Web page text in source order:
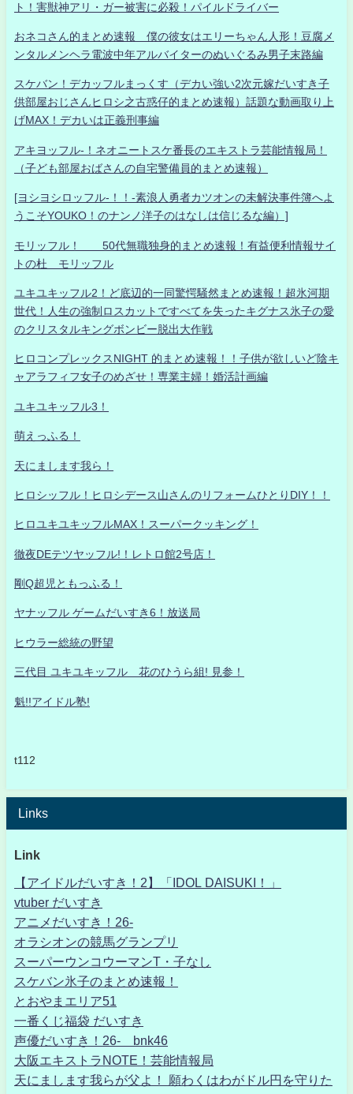
ト！害獣神アリ・ガー被害に必殺！パイルドライバー
おネコさん的まとめ速報 僕の彼女はエリーちゃん人形！豆腐メ
ンタルメンヘラ電波中年アルバイターのぬいぐるみ男子末路編
スケバン！デカッフルまっくす（デカい強い2次元嫁だいすき子
供部屋おじさんヒロシ之古惑仔的まとめ速報）話題な動画取り上
げMAX！デカいは正義刑事編
アキヨッフル-！ネオニートスケ番長のエキストラ芸能情報局！
（子ども部屋おばさんの自宅警備員的まとめ速報）
[ヨシヨシロッフル-！！-素浪人勇者カツオンの未解決事件簿へよ
うこそYOUKO！のナンノ洋子のはなしは信じるな編）]
モリッフル！ 50代無職独身的まとめ速報！有益便利情報サイ
トの杜 モリッフル
ユキユキッフル2！ど底辺的一同驚愕騒然まとめ速報！超氷河期
世代！人生の強制ロスカットですべてを失ったキグナス氷子の愛
のクリスタルキングボンビー脱出大作戦
ヒロコンプレックスNIGHT 的まとめ速報！！子供が欲しいど陰キ
ャアラフィフ女子のめざせ！専業主婦！婚活計画編
ユキユキッフル3！
萌えっふる！
天にまします我ら！
ヒロシッフル！ヒロシデース山さんのリフォームひとりDIY！！
ヒロユキユキッフルMAX！スーパークッキング！
徹夜DEテツヤッフル!！レトロ館2号店！
剛Q超児ともっふる！
ヤナッフル ゲームだいすき6！放送局
ヒウラー総統の野望
三代目 ユキユキッフル 花のひうら組! 見参！
魁!!アイドル塾!
t112
Links
Link
【アイドルだいすき！2】「IDOL DAISUKI！」
vtuber だいすき
アニメだいすき！26-
オラシオンの競馬グランプリ
スーパーウンコウーマンT・子なし
スケバン氷子のまとめ速報！
とおやまエリア51
一番くじ福袋 だいすき
声優だいすき！26- bnk46
大阪エキストラNOTE！芸能情報局
天にまします我らが父よ！ 願わくはわがドル円を守りた